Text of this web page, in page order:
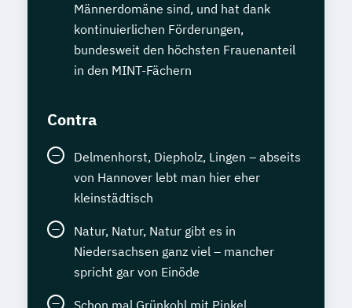
Männerdomäne sind, und hat dank
kontinuierlichen Förderungen,
bundesweit den höchsten Frauenanteil
in den MINT-Fächern
Contra
Delmenhorst, Diepholz, Lingen – abseits
von Hannover lebt man hier eher
kleinstädtisch
Natur, Natur, Natur gibt es in
Niedersachsen ganz viel – mancher
spricht gar von Einöde